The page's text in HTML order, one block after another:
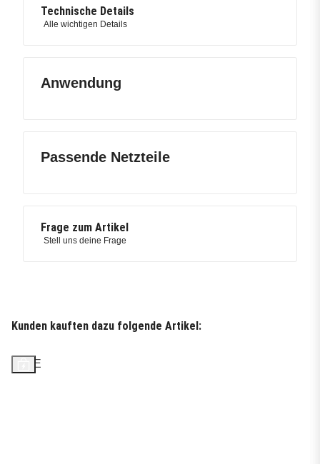
Technische Details
Alle wichtigen Details
Anwendung
Passende Netzteile
Frage zum Artikel
Stell uns deine Frage
Kunden kauften dazu folgende Artikel:
SALE